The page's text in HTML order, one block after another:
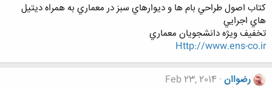
كتاب اصول طراحي بام ها و ديوارهاي سبز در معماري به همراه ديتيل
هاي اجرايي
تخفيف ويژه دانشجويان معماري
Http://www.ens-co.ir
رضواان Feb 23, 2014